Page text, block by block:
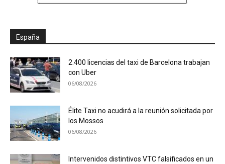
España
2.400 licencias del taxi de Barcelona trabajan
con Uber
06/08/2026
Élite Taxi no acudirá a la reunión solicitada por
los Mossos
06/08/2026
Intervenidos distintivos VTC falsificados en un